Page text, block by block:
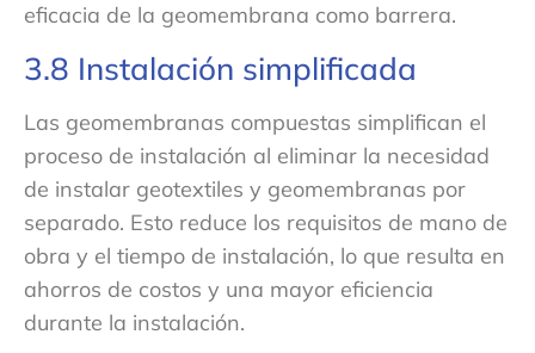
eficacia de la geomembrana como barrera.
3.8 Instalación simplificada
Las geomembranas compuestas simplifican el
proceso de instalación al eliminar la necesidad
de instalar geotextiles y geomembranas por
separado. Esto reduce los requisitos de mano de
obra y el tiempo de instalación, lo que resulta en
ahorros de costos y una mayor eficiencia
durante la instalación.